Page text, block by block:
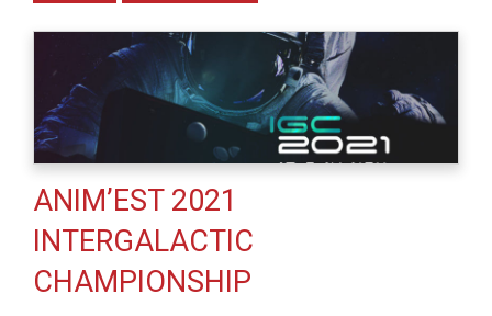
ANIM’EST 2021
INTERGALACTIC
CHAMPIONSHIP